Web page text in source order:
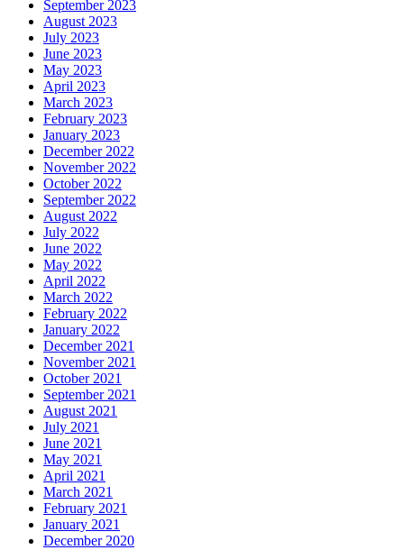
September 2023
August 2023
July 2023
June 2023
May 2023
April 2023
March 2023
February 2023
January 2023
December 2022
November 2022
October 2022
September 2022
August 2022
July 2022
June 2022
May 2022
April 2022
March 2022
February 2022
January 2022
December 2021
November 2021
October 2021
September 2021
August 2021
July 2021
June 2021
May 2021
April 2021
March 2021
February 2021
January 2021
December 2020